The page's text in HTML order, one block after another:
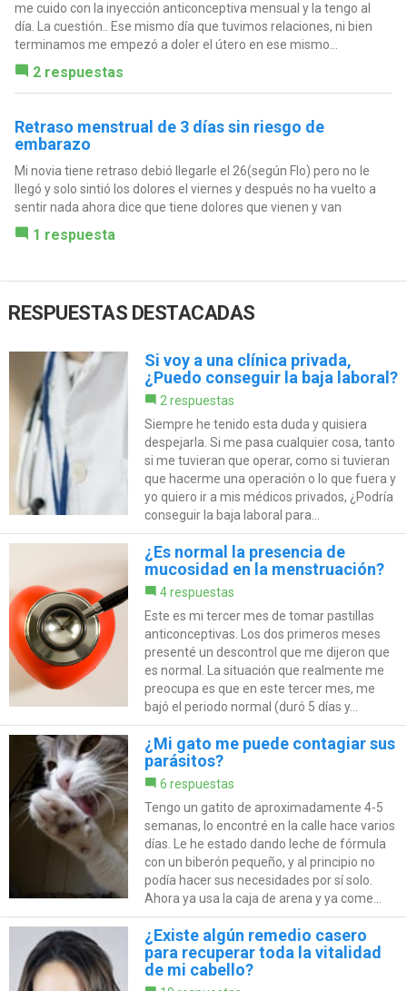
me cuido con la inyección anticonceptiva mensual y la tengo al
día. La cuestión.. Ese mismo día que tuvimos relaciones, ni bien
terminamos me empezó a doler el útero en ese mismo...
2 respuestas
Retraso menstrual de 3 días sin riesgo de
embarazo
Mi novia tiene retraso debió llegarle el 26(según Flo) pero no le
llegó y solo sintió los dolores el viernes y después no ha vuelto a
sentir nada ahora dice que tiene dolores que vienen y van
1 respuesta
RESPUESTAS DESTACADAS
Si voy a una clínica privada,
¿Puedo conseguir la baja laboral?
2 respuestas
Siempre he tenido esta duda y quisiera
despejarla. Si me pasa cualquier cosa, tanto
si me tuvieran que operar, como si tuvieran
que hacerme una operación o lo que fuera y
yo quiero ir a mis médicos privados, ¿Podría
conseguir la baja laboral para...
¿Es normal la presencia de
mucosidad en la menstruación?
4 respuestas
Este es mi tercer mes de tomar pastillas
anticonceptivas. Los dos primeros meses
presenté un descontrol que me dijeron que
es normal. La situación que realmente me
preocupa es que en este tercer mes, me
bajó el periodo normal (duró 5 días y...
¿Mi gato me puede contagiar sus
parásitos?
6 respuestas
Tengo un gatito de aproximadamente 4-5
semanas, lo encontré en la calle hace varios
días. Le he estado dando leche de fórmula
con un biberón pequeño, y al principio no
podía hacer sus necesidades por sí solo.
Ahora ya usa la caja de arena y ya come...
¿Existe algún remedio casero
para recuperar toda la vitalidad
de mi cabello?